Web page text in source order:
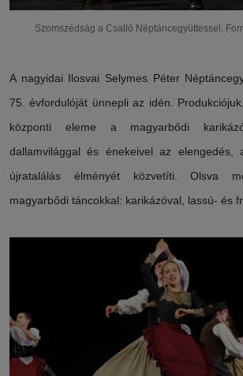
Szomszédság a Csalló Néptáncegyüttessel.
A nagyidai Ilosvai Selymes Péter
75. évfordulóját ünnepli az idén.
központi eleme a magyarbődi
dallamvilággal és énekeivel az elengedés,
újratalálás élményét közvetíti. Olsva
magyarbődi táncokkal: karikázóval, lassú- és